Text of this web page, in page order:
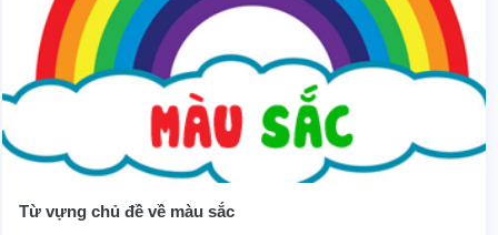
Từ vựng chủ đề về màu sắc